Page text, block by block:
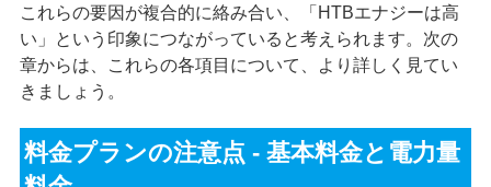
これらの要因が複合的に絡み合い、「HTBエナジーは高
い」という印象につながっていると考えられます。次の
章からは、これらの各項目について、より詳しく見てい
きましょう。
料金プランの注意点 - 基本料金と電力量